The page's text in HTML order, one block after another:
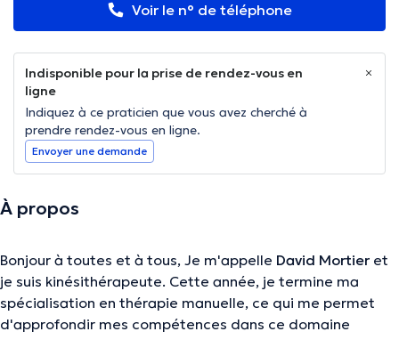
Voir le n° de téléphone
Indisponible pour la prise de rendez-vous en
ligne
Indiquez à ce praticien que vous avez cherché à
prendre rendez-vous en ligne.
Envoyer une demande
À propos
Bonjour à toutes et à tous, Je m'appelle David Mortier et
je suis kinésithérapeute. Cette année, je termine ma
spécialisation en thérapie manuelle, ce qui me permet
d'approfondir mes compétences dans ce domaine